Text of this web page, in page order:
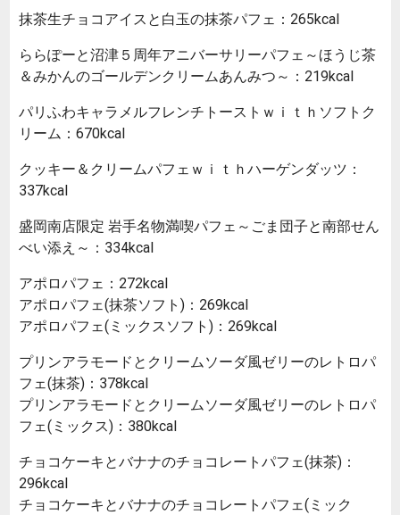
抹茶生チョコアイスと白玉の抹茶パフェ：265kcal
ららぽーと沼津５周年アニバーサリーパフェ～ほうじ茶
＆みかんのゴールデンクリームあんみつ～：219kcal
パリふわキャラメルフレンチトーストｗｉｔｈソフトク
リーム：670kcal
クッキー＆クリームパフェｗｉｔｈハーゲンダッツ：
337kcal
盛岡南店限定 岩手名物満喫パフェ～ごま団子と南部せん
べい添え～：334kcal
アポロパフェ：272kcal
アポロパフェ(抹茶ソフト)：269kcal
アポロパフェ(ミックスソフト)：269kcal
プリンアラモードとクリームソーダ風ゼリーのレトロパ
フェ(抹茶)：378kcal
プリンアラモードとクリームソーダ風ゼリーのレトロパ
フェ(ミックス)：380kcal
チョコケーキとバナナのチョコレートパフェ(抹茶)：
296kcal
チョコケーキとバナナのチョコレートパフェ(ミック